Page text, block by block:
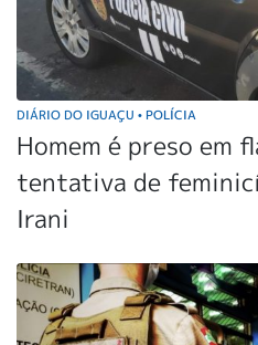
DIÁRIO DO IGUAÇU • POLÍCIA
Homem é preso em
tentativa de
Irani